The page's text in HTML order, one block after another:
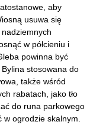
aby
usuwa się
w półcieniu i
powinna być
stosowana do
także wśród
rabatach, jako tło
do runa parkowego
ogrodzie skalnym.